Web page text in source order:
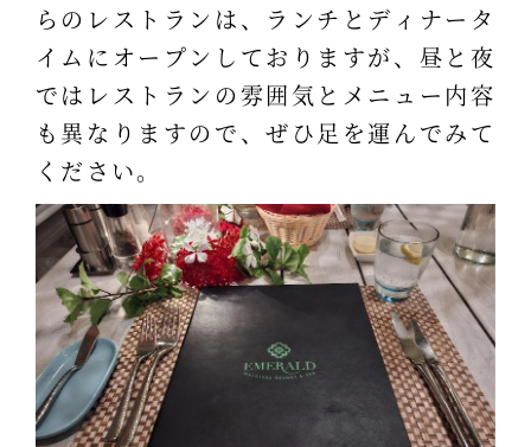
らのレストランは、ランチとディナータ
イムにオープンしておりますが、昼と夜
ではレストランの雰囲気とメニュー内容
も異なりますので、ぜひ足を運んでみて
ください。